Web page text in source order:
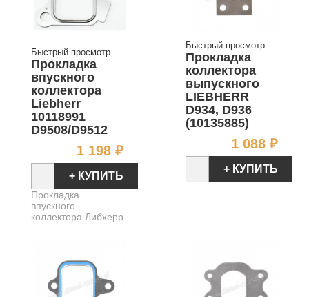
Быстрый просмотр
Прокладка
впускного
коллектора
Liebherr
10118991
D9508/D9512
1 198 ₽Цена
+ КУПИТЬ
Прокладка
впускного
коллектора Либхерр
Быстрый просмотр
Прокладка
коллектора
выпускного
LIEBHERR
D934, D936
(10135885)
1 088 ₽
+ КУПИТЬ